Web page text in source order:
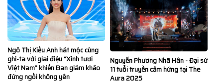
Ngô Thị Kiều Anh hát mộc cùng
ghi-ta với giai điệu “Xinh tươi
Việt Nam” khiến Ban giám khảo
đứng ngồi không yên
Nguyễn Phương Nhã Hân - Đại sứ
11 tuổi truyền cảm hứng tại The
Aura 2025